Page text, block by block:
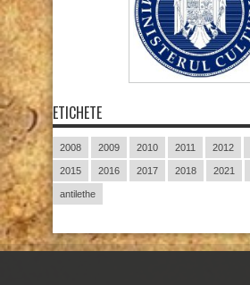
ETICHETE
2008 2009 2010 2011 2012
2015 2016 2017 2018 2021
antilethe